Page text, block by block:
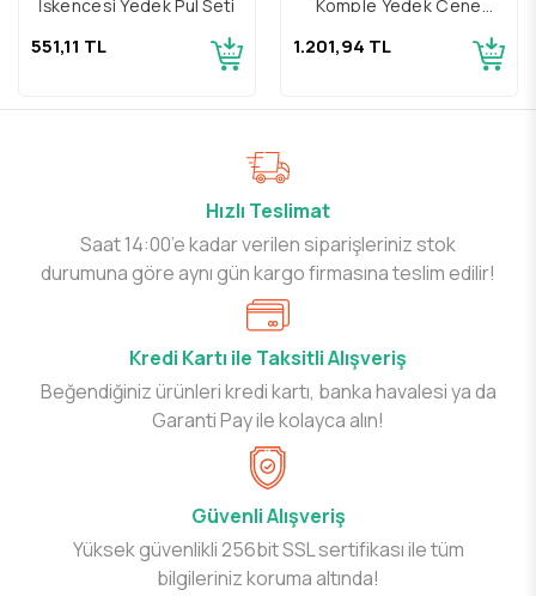
İşkencesi Yedek Pul Seti
551,11 TL
Komple Yedek Çene
1.201,94 TL
Hızlı Teslimat
Saat 14:00’e kadar verilen siparişleriniz stok
durumuna göre aynı gün kargo firmasına teslim edilir!
Kredi Kartı ile Taksitli Alışveriş
Beğendiğiniz ürünleri kredi kartı, banka havalesi ya da
Garanti Pay ile kolayca alın!
Güvenli Alışveriş
Yüksek güvenlikli 256bit SSL sertifikası ile tüm
bilgileriniz koruma altında!